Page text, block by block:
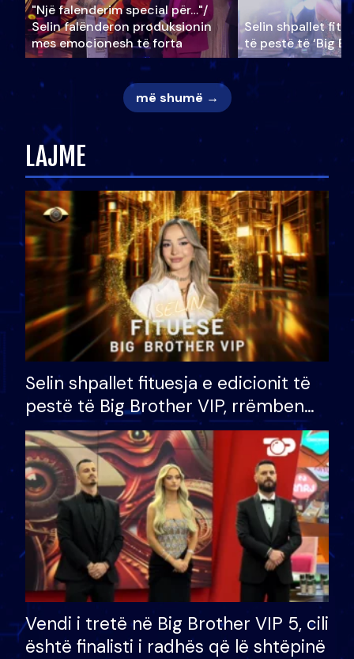
"Një falenderim special për…"/
Selin falënderon produksionin
mes emocionesh të forta
Selin shpallet
të pestë të ‘Big
më shumë →
LAJME
Selin shpallet fituesja e edicionit të
pestë të Big Brother VIP, rrëmben
çmimin e madh prej 100 mijë eurosh
Vendi i tretë në Big Brother VIP 5, cili
është finalisti i radhës që lë shtëpinë